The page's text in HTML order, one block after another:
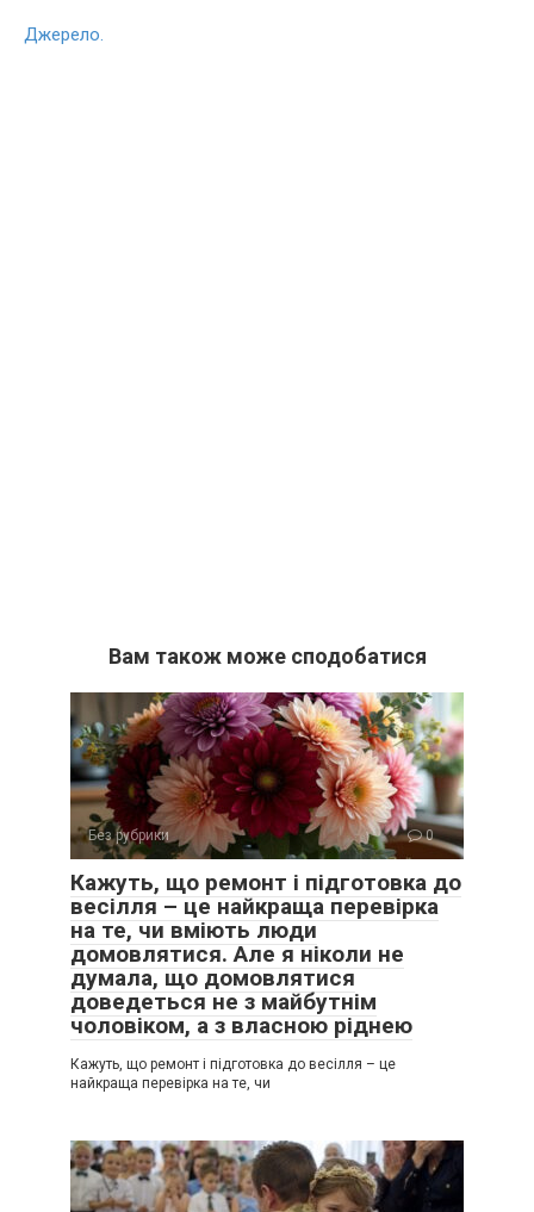
Джерело.
Вам також може сподобатися
Без рубрики 0
Кажуть, що ремонт і підготовка до
весілля – це найкраща перевірка
на те, чи вміють люди
домовлятися. Але я ніколи не
думала, що домовлятися
доведеться не з майбутнім
чоловіком, а з власною ріднею
Кажуть, що ремонт і підготовка до весілля – це
найкраща перевірка на те, чи